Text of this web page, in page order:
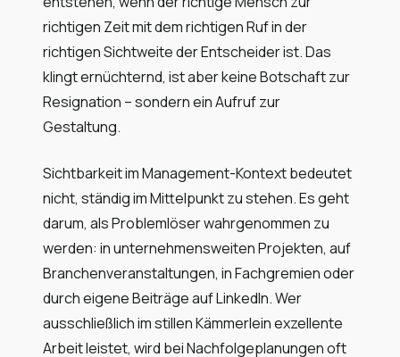
richtigen Zeit mit dem richtigen Ruf in der
richtigen Sichtweite der Entscheider ist. Das
klingt ernüchternd, ist aber keine Botschaft zur
Resignation – sondern ein Aufruf zur
Gestaltung.
Sichtbarkeit im Management-Kontext bedeutet
nicht, ständig im Mittelpunkt zu stehen. Es geht
darum, als Problemlöser wahrgenommen zu
werden: in unternehmensweiten Projekten, auf
Branchenveranstaltungen, in Fachgremien oder
durch eigene Beiträge auf LinkedIn. Wer
ausschließlich im stillen Kämmerlein exzellente
Arbeit leistet, wird bei Nachfolgeplanungen oft